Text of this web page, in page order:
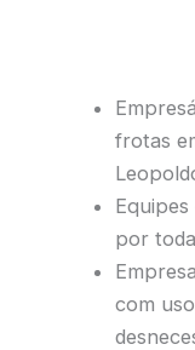
frotas
por
com